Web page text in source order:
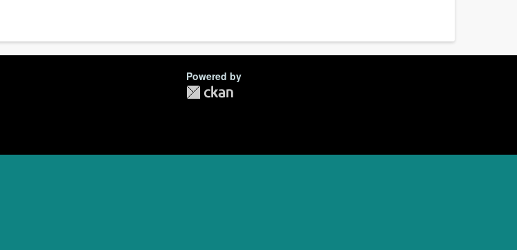
Powered by